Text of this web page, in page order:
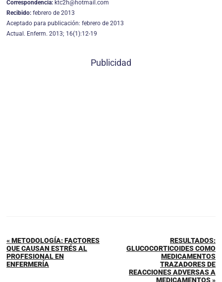
Correspondencia: ktc2h@hotmail.com
Recibido: febrero de 2013
Aceptado para publicación: febrero de 2013
Actual. Enferm. 2013; 16(1):12-19
Publicidad
« METODOLOGÍA: FACTORES
QUE CAUSAN ESTRÉS AL
PROFESIONAL EN
ENFERMERÍA
RESULTADOS:
GLUCOCORTICOIDES COMO
MEDICAMENTOS
TRAZADORES DE
REACCIONES ADVERSAS A
MEDICAMENTOS »